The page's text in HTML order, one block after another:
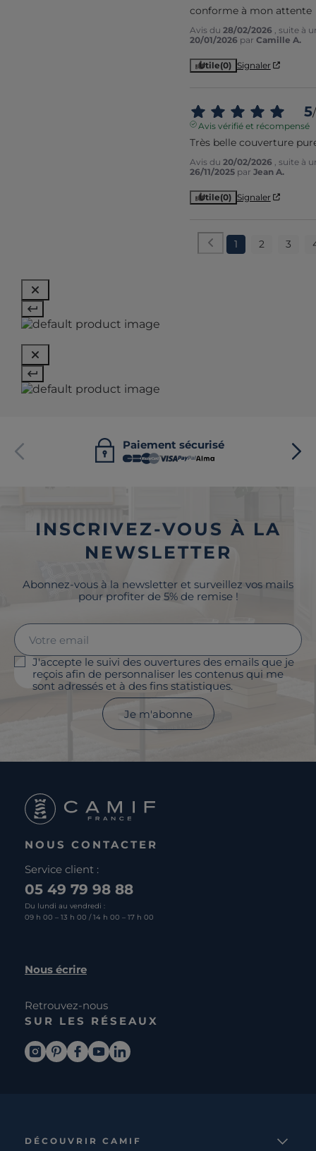
conforme à mon attente
Avis du 28/02/2026
, suite à
20/01/2026 par Camille A.
Utile(0) Signaler
5/
Avis vérifié et récompensé
Très belle couverture
Avis du 20/02/2026
, suite à
26/11/2025 par Jean A.
Utile(0) Signaler
1 2 3
Paiement sécurisé
INSCRIVEZ-VOUS À LA
NEWSLETTER
Abonnez-vous à la newsletter et surveillez vos mails
pour profiter de 5% de remise !
J'accepte le suivi des ouvertures des emails que je
reçois afin de personnaliser les contenus qui me
sont adressés et à des fins statistiques.
Je m'abonne
NOUS CONTACTER
Service client :
05 49 79 98 88
Du lundi au vendredi :
09 h 00 – 13 h 00 / 14 h 00 – 17 h 00
Nous écrire
Retrouvez-nous
SUR LES RÉSEAUX
DÉCOUVRIR CAMIF